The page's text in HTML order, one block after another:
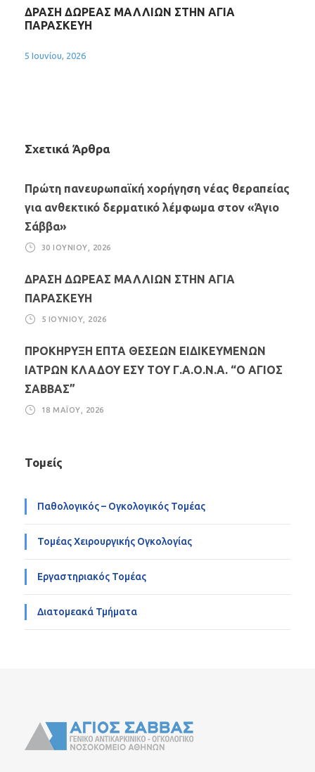
ΔΡΑΣΗ ΔΩΡΕΑΣ ΜΑΛΛΙΩΝ ΣΤΗΝ ΑΓΙΑ
ΠΑΡΑΣΚΕΥΗ
5 Ιουνίου, 2026
Σχετικά Άρθρα
Πρώτη πανευρωπαϊκή χορήγηση νέας θεραπείας
για ανθεκτικό δερματικό λέμφωμα στον «Άγιο
Σάββα»
30 ΙΟΥΝΊΟΥ, 2026
ΔΡΑΣΗ ΔΩΡΕΑΣ ΜΑΛΛΙΩΝ ΣΤΗΝ ΑΓΙΑ
ΠΑΡΑΣΚΕΥΗ
5 ΙΟΥΝΊΟΥ, 2026
ΠΡΟΚΗΡΥΞΗ ΕΠΤΑ ΘΕΣΕΩΝ ΕΙΔΙΚΕΥΜΕΝΩΝ
ΙΑΤΡΩΝ ΚΛΑΔΟΥ ΕΣΥ ΤΟΥ Γ.Α.Ο.Ν.Α. “Ο ΑΓΙΟΣ
ΣΑΒΒΑΣ”
18 ΜΑΪ́ΟΥ, 2026
Τομείς
Παθολογικός – Ογκολογικός Τομέας
Τομέας Χειρουργικής Ογκολογίας
Εργαστηριακός Τομέας
Διατομεακά Τμήματα